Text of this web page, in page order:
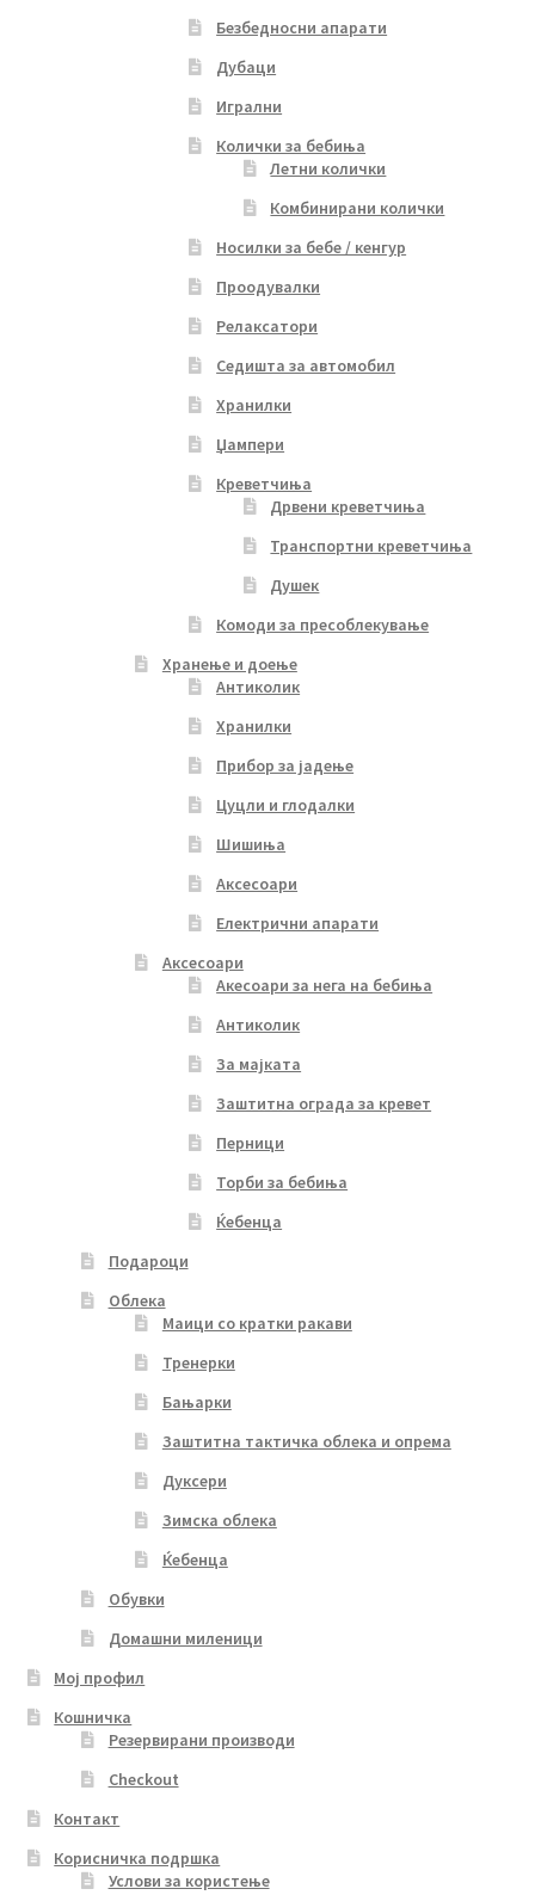
Безбедносни апарати
Дубаци
Игрални
Колички за бебиња
Летни колички
Комбинирани колички
Носилки за бебе / кенгур
Проодувалки
Релаксатори
Седишта за автомобил
Хранилки
Џампери
Креветчиња
Дрвени креветчиња
Транспортни креветчиња
Душек
Комоди за пресоблекување
Хранење и доење
Антиколик
Хранилки
Прибор за јадење
Цуцли и глодалки
Шишиња
Аксесоари
Електрични апарати
Аксесоари
Акесоари за нега на бебиња
Антиколик
За мајката
Заштитна ограда за кревет
Перници
Торби за бебиња
Ќебенца
Подароци
Облека
Маици со кратки ракави
Тренерки
Бањарки
Заштитна тактичка облека и опрема
Дуксери
Зимска облека
Ќебенца
Обувки
Домашни миленици
Мој профил
Кошничка
Резервирани производи
Checkout
Контакт
Корисничка подршка
Услови за користење